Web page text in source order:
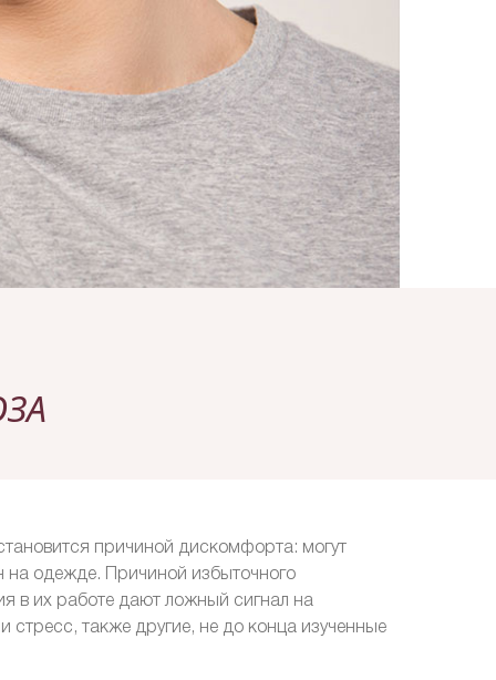
причиной дискомфорта: могут
на одежде. Причиной избыточного
в их работе дают ложный сигнал на
стресс, также другие, не до конца изученные